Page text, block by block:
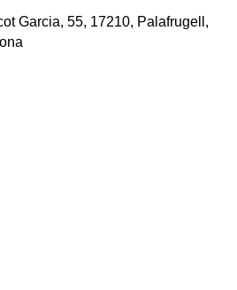
Garcia, 55, 17210, Palafrugell,